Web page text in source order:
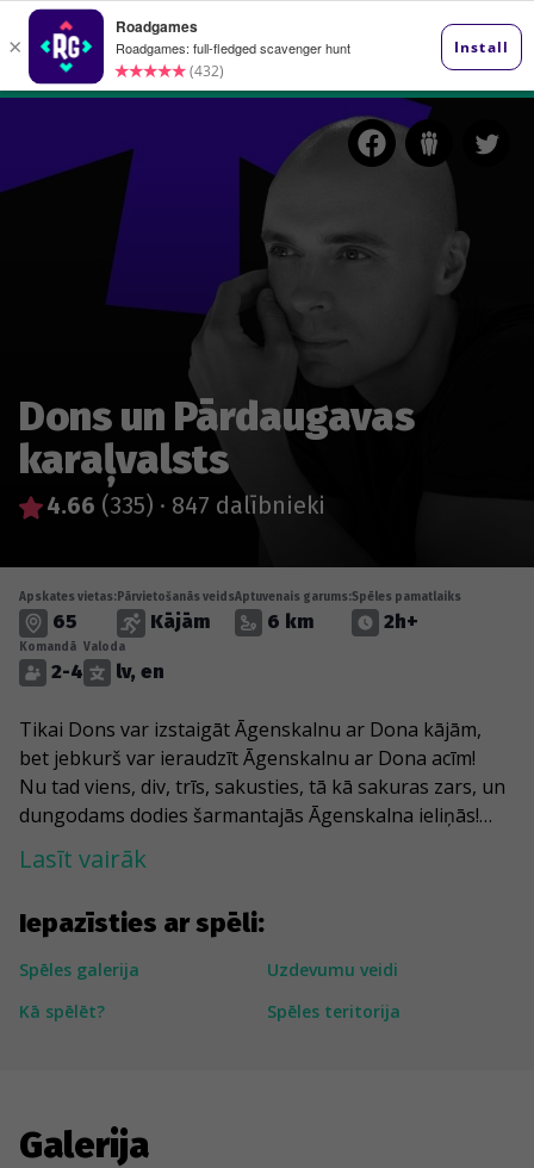
Dons un Pārdaugavas
karaļvalsts
4.66 (335) · 847 dalībnieki
Iepazīsties ar spēli:
Spēles galerija
Uzdevumu veidi
Kā spēlēt?
Spēles teritorija
Apskates vietas:
65
Pārvietošanās veids
Kājām
Aptuvenais garums:
6 km
Spēles pamatlaiks
2h+
Komandā
2-4
Valoda
lv, en
Tikai Dons var izstaigāt Āgenskalnu ar Dona kājām,
bet jebkurš var ieraudzīt Āgenskalnu ar Dona acīm!
Nu tad viens, div, trīs, sakusties, tā kā sakuras zars, un
dungodams dodies šarmantajās Āgenskalna ieliņās!
Kopā ar Ojāra Vācieša garu kā viens no astoņiem
kustoņiem ieļepato Arkādijas parkā, kur zaļo karameļu
Jūgendstila arhitektūra maigi vilinās savos vīteņos,
raitāk soļot liks bargi lauvas, bet Āgenskalna tirgus
ļaus justies kā tūristam. Un, kad dzeltenais pieneņu
lauks Tevi vairs neuztrauks, iesoļo Uzvaras parkā kā uz
Lasīt vairāk
Galerija